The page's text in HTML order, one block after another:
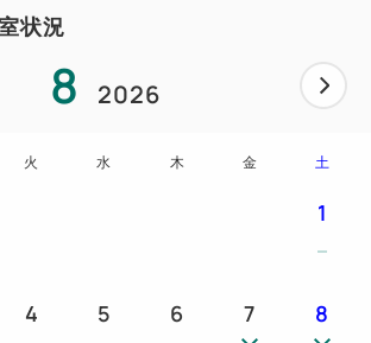
状況
8 2026
火 水 木 金 土
1
4 5 6 7 8